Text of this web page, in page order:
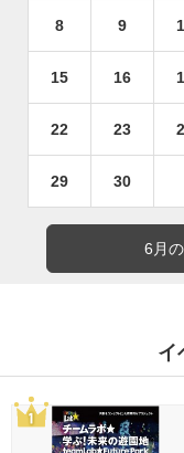
8 9
15 16
22 23
29 30
6月
イ